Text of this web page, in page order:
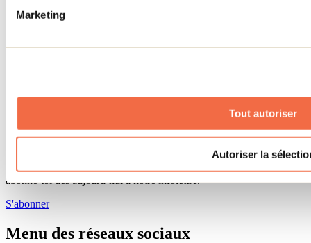
Marketing
Tout autoriser
Autoriser la
Cartes et brochures
Zone entreprises
Vivre et travailler dans Lanaudière
Programme ambassadeur
Infolettre
Pour découvrir des idées d’activités et connaître en primeur les
nouveautés, les concours et les offres exclusives dans Lanaudière,
abonne-toi dès aujourd’hui à notre infolettre.
S'abonner
Menu des réseaux sociaux